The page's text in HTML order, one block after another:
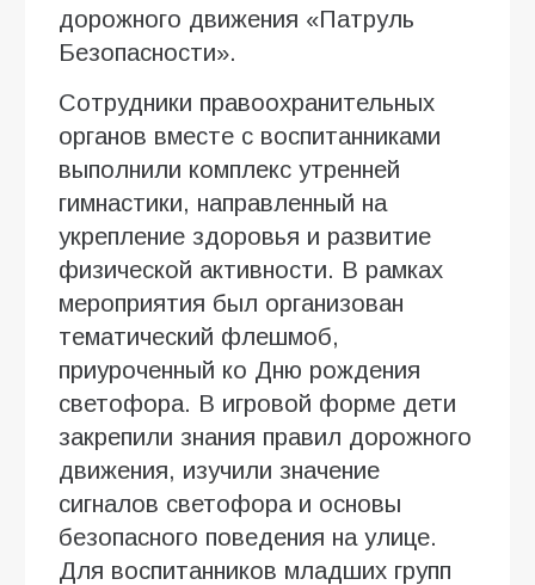
дорожного движения «Патруль
Безопасности».
Сотрудники правоохранительных
органов вместе с воспитанниками
выполнили комплекс утренней
гимнастики, направленный на
укрепление здоровья и развитие
физической активности. В рамках
мероприятия был организован
тематический флешмоб,
приуроченный ко Дню рождения
светофора. В игровой форме дети
закрепили знания правил дорожного
движения, изучили значение
сигналов светофора и основы
безопасного поведения на улице.
Для воспитанников младших групп